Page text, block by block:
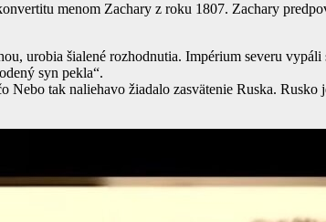
menom Zachary z roku 1807. Zachary
urobia šialené rozhodnutia. Impérium severu
syn pekla“.
Nebo tak naliehavo žiadalo zasvätenie Ruska.